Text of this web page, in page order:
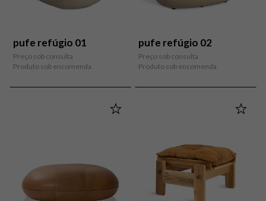
pufe refúgio 01
Preço sob consulta
Produto sob encomenda
pufe refúgio 02
Preço sob consulta
Produto sob encomenda